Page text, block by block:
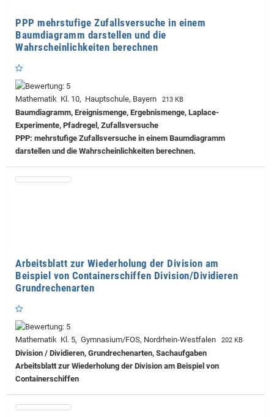
PPP mehrstufige Zufallsversuche in einem
Baumdiagramm darstellen und die
Wahrscheinlichkeiten berechnen
Mathematik Kl. 10, Hauptschule, Bayern 213 KB
Baumdiagramm, Ereignismenge, Ergebnismenge, Laplace-
Experimente, Pfadregel, Zufallsversuche
PPP: mehrstufige Zufallsversuche in einem Baumdiagramm
darstellen und die Wahrscheinlichkeiten berechnen.
Arbeitsblatt zur Wiederholung der Division am
Beispiel von Containerschiffen Division/Dividieren
Grundrechenarten
Mathematik Kl. 5, Gymnasium/FOS, Nordrhein-Westfalen 202 KB
Division / Dividieren, Grundrechenarten, Sachaufgaben
Arbeitsblatt zur Wiederholung der Division am Beispiel von
Containerschiffen